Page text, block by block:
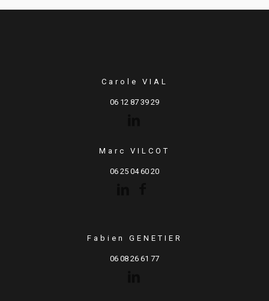
Carole VIAL
06 12 87 39 29
Marc VILCOT
06 25 04 60 20
Fabien GENETIER
06 08 26 61 77